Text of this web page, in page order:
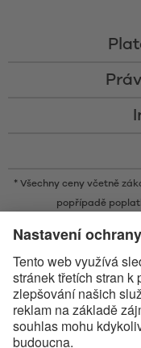
* Všechny ceny včetně
popřípadě
ochrannými známkami
veškeré používání těchto
Apple, logo Apple a Apple
Apple Inc. Google Play